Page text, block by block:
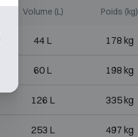
Volume (L) Poids (kg)
44 L 178 kg
60 L 198 kg
126 L 335 kg
253 L 497 kg